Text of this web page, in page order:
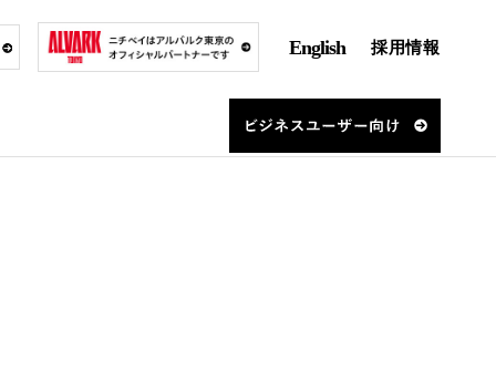
English 採用情報